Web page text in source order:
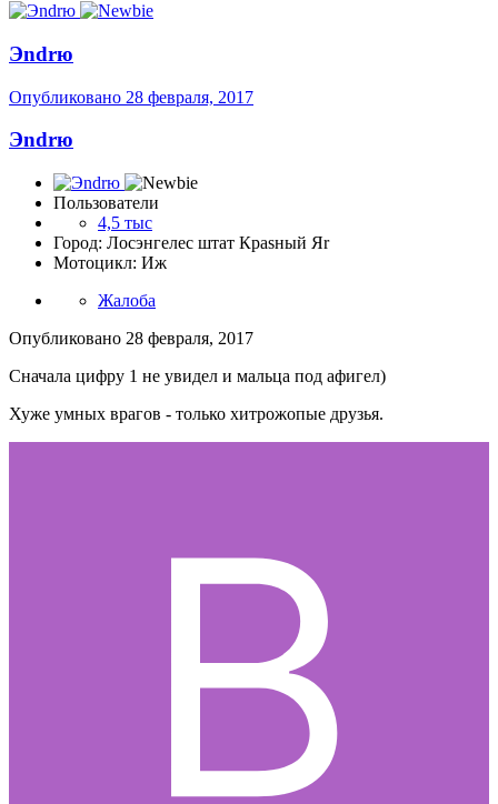
Эndrю
Опубликовано 28 февраля, 2017
Эndrю
Пользователи
4,5 тыс
Город: Лосэнгелес штат Краsный Яr
Мотоцикл: Иж
Жалоба
Опубликовано 28 февраля, 2017
Сначала цифру 1 не увидел и мальца под афигел)
Хуже умных врагов - только хитрожопые друзья.